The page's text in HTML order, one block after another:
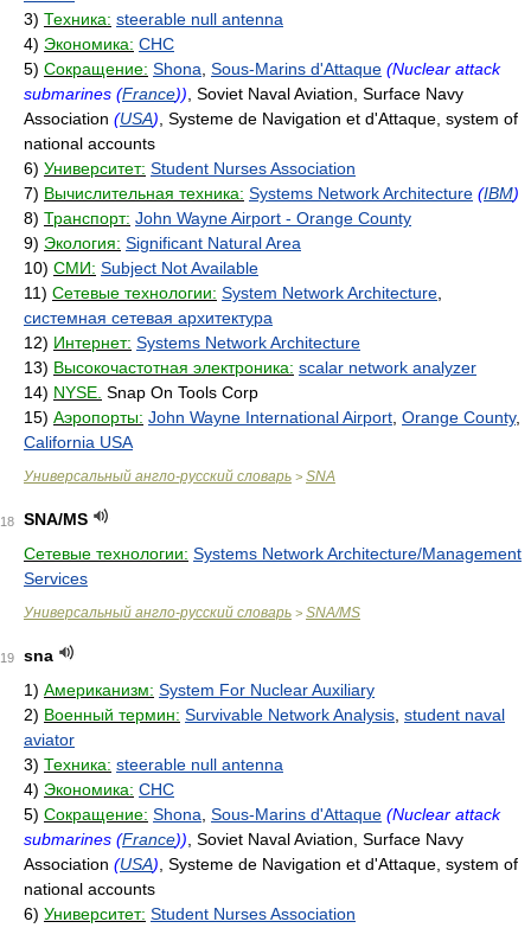
3) Техника: steerable null antenna
4) Экономика: СНС
5) Сокращение: Shona Sous-Marins d'Attaque (Nuclear attack
submarines (France)) , Soviet Naval Aviation, Surface Navy
Association (USA) , Systeme de Navigation et d'Attaque, system of
national accounts
6) Университет: Student Nurses Association
7) Вычислительная техника: Systems Network Architecture (IBM)
8) Транспорт: John Wayne Airport - Orange County
9) Экология: Significant Natural Area
10) СМИ: Subject Not Available
11) Сетевые технологии: System Network Architecture
системная сетевая архитектура
12) Интернет: Systems Network Architecture
13) Высокочастотная электроника: scalar network analyzer
14) NYSE. Snap On Tools Corp
15) Аэропорты: John Wayne International Airport Orange County,
California USA
Универсальный англо-русский словарь > SNA
18
SNA/MS
Сетевые технологии: Systems Network Architecture/Management
Services
Универсальный англо-русский словарь > SNA/MS
19
sna
1) Американизм: System For Nuclear Auxiliary
2) Военный термин: Survivable Network Analysis student naval
aviator
3) Техника: steerable null antenna
4) Экономика: СНС
5) Сокращение: Shona Sous-Marins d'Attaque (Nuclear attack
submarines (France)) , Soviet Naval Aviation, Surface Navy
Association (USA) , Systeme de Navigation et d'Attaque, system of
national accounts
6) Университет: Student Nurses Association